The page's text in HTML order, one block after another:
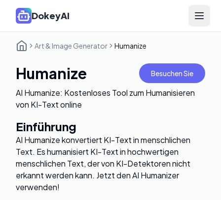
DokeyAI Open
Art & Image Generator Humanize
Humanize Besuchen Sie
AI Humanize: Kostenloses Tool zum Humanisieren
von KI-Text online
Einführung
AI Humanize konvertiert KI-Text in menschlichen
Text. Es humanisiert KI-Text in hochwertigen
menschlichen Text, der von KI-Detektoren nicht
erkannt werden kann. Jetzt den AI Humanizer
verwenden!